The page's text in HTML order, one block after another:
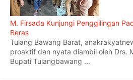
M. Firsada Kunjungi Penggilingan
Beras
Tulang Bawang Barat,
proaktif dan nyata diambil oleh Drs.
Bupati Tulangbawang ...